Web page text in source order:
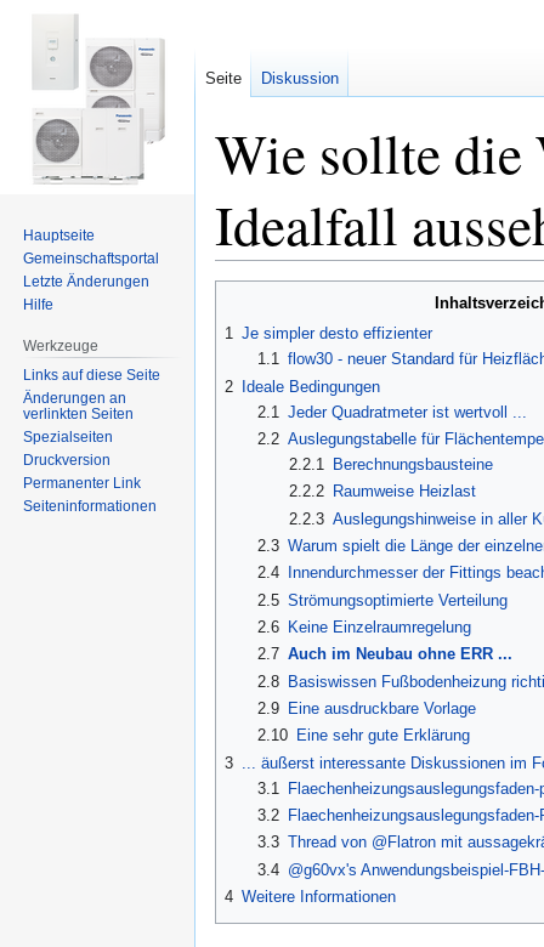
Wie sollte die
Idealfall
1 Je simpler desto effizienter
1.1 flow30 - neuer Standard für
2
Ideale Bedingungen
2.1
Jeder Quadratmeter ist wertvoll ...
2.2 Auslegungstabelle für
2.2.1 Berechnungsbausteine
2.2.2 Raumweise Heizlast
2.2.3 Auslegungshinweise in aller
2.3 Warum spielt die Länge der
2.4
Innendurchmesser der Fittings
2.5 Strömungsoptimierte Verteilung
2.6
Keine Einzelraumregelung
2.7 Auch im Neubau ohne ERR ...
2.8 Basiswissen Fußbodenheizung
2.9
Eine ausdruckbare Vorlage
2.10
Eine sehr gute Erklärung
3
... äußerst interessante Diskussionen im
3.1
Flaechenheizungsauslegungsfaden-
3.2
Flaechenheizungsauslegungsfaden-
3.3 Thread von @Flatron mit
3.4 @g60vx's Anwendungsbeispiel-
4 Weitere Informationen
Seite Diskussion
Hauptseite
Gemeinschafts­portal
Letzte Änderungen
Hilfe
Werkzeuge
Links auf diese Seite
Änderungen an
verlinkten Seiten
Spezialseiten
Druckversion
Permanenter Link
Seiten­informationen